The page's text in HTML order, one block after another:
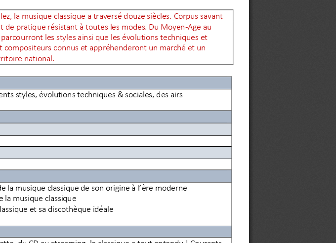
la musique classique a traversé douze siècles. Corpus savant
pratique résistant à toutes les modes. Du Moyen-Age au
parcourront les styles ainsi que les évolutions techniques et
connus et appréhenderont un marché et un
national.
styles, évolutions techniques & sociales, des airs
la musique classique de son origine à l’ère moderne
la musique classique
et sa discothèque idéale